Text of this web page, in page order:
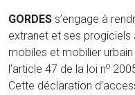
GORDES s’engage à
extranet et ses
mobiles et mobilier
l’article 47 de la loi no
Cette déclaration